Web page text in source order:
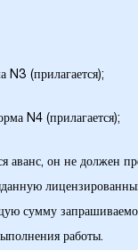
N3 (прилагается);
N4 (прилагается);
аванс, он не должен
сумму
работы.